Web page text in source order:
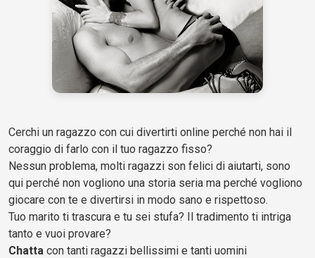
Cerchi un ragazzo con cui divertirti online perché non hai il
coraggio di farlo con il tuo ragazzo fisso?
Nessun problema, molti ragazzi son felici di aiutarti, sono
qui perché non vogliono una storia seria ma perché vogliono
giocare con te e divertirsi in modo sano e rispettoso.
Tuo marito ti trascura e tu sei stufa? Il tradimento ti intriga
tanto e vuoi provare?
Chatta con tanti ragazzi bellissimi e tanti uomini